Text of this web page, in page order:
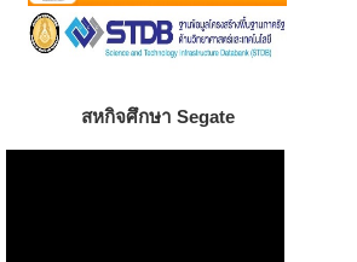
สหกิจศึกษา Segate